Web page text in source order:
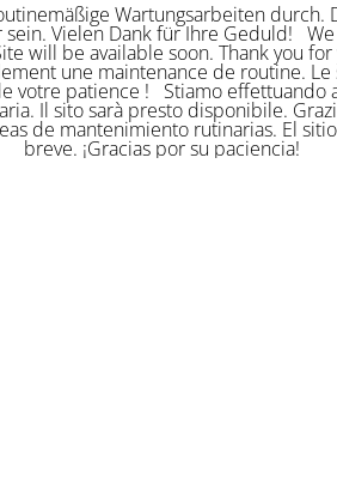
Wartungsarbeiten durch.
sein. Vielen Dank für Ihre Geduld!
will be available soon. Thank you
une maintenance de routine.
votre patience ! Stiamo effettuando
Il sito sarà presto disponibile.
de mantenimiento rutinarias. El
breve. ¡Gracias por su paciencia!